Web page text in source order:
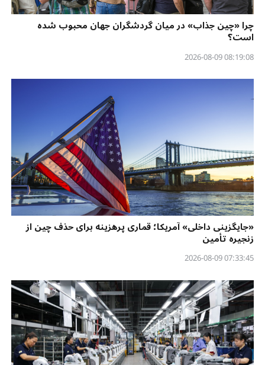
چرا «چین جذاب» در میان گردشگران جهان محبوب شده
است؟
08:19:08 2026-08-09
«جایگزینی داخلی» آمریکا؛ قماری پرهزینه برای حذف چین از
زنجیره تأمین
07:33:45 2026-08-09